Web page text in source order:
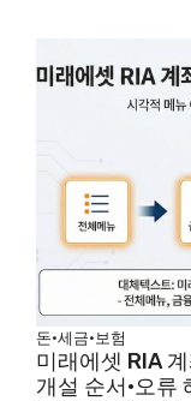
돈·세금·보험
미래에셋 RIA
개설 순서·오